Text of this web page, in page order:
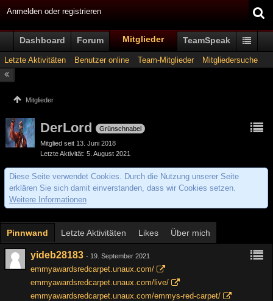
Anmelden oder registrieren
Dashboard Forum Mitglieder TeamSpeak
Letzte Aktivitäten Benutzer online Team-Mitglieder Mitgliedersuche
Mitglieder
DerLord
Grünschnabel
Mitglied seit 13. Juni 2018
Letzte Aktivität 5. August 2021
Diese Seite verwendet Cookies. Durch die Nutzung unserer Seite
erklären Sie sich damit einverstanden, dass wir Cookies setzen.
Weitere Informationen
Pinnwand Letzte Aktivitäten Likes Über mich
yideb28183 - 19. September 2021
emmyawardsredcarpet.unaux.com/
emmyawardsredcarpet.unaux.com/live/
emmyawardsredcarpet.unaux.com/emmys-red-carpet/